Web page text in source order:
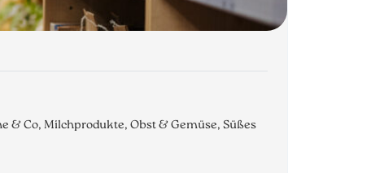
& Co, Milchprodukte, Obst & Gemüse, Süßes